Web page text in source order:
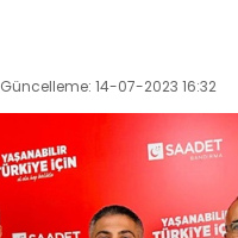
Güncelleme: 14-07-2023 16:32